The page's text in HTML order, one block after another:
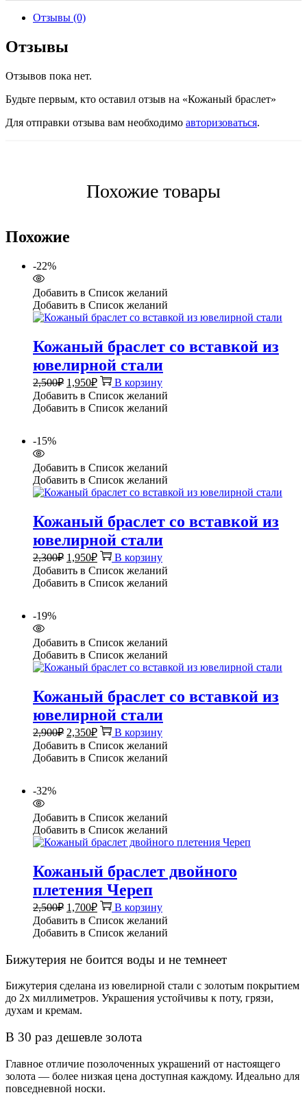
Отзывы (0)
Отзывы
Отзывов пока нет.
Будьте первым, кто оставил отзыв на «Кожаный браслет»
Для отправки отзыва вам необходимо авторизоваться.
Похожие товары
Похожие
-22%
Добавить в Список желаний
Добавить в Список желаний
Кожаный браслет со вставкой из
ювелирной стали
2,500₽ Первоначальная
цена
составляла
1,950₽Текущая
цена:
1,950₽.
В корзину
Добавить в Список желаний
Добавить в Список желаний
-15%
Добавить в Список желаний
Добавить в Список желаний
Кожаный браслет со вставкой из
ювелирной стали
2,300₽ Первоначальная
цена
составляла
1,950₽Текущая
цена:
1,950₽.
В корзину
Добавить в Список желаний
Добавить в Список желаний
-19%
Добавить в Список желаний
Добавить в Список желаний
Кожаный браслет со вставкой из
ювелирной стали
2,900₽ Первоначальная
цена
составляла
2,350₽Текущая
цена:
2,350₽.
В корзину
Добавить в Список желаний
Добавить в Список желаний
-32%
Добавить в Список желаний
Добавить в Список желаний
Кожаный браслет двойного
плетения Череп
2,500₽ Первоначальная
цена
составляла
1,700₽Текущая
цена:
1,700₽.
В корзину
Добавить в Список желаний
Добавить в Список желаний
Бижутерия не боится воды и не темнеет
Бижутерия сделана из ювелирной стали с золотым покрытием
до 2х миллиметров. Украшения устойчивы к поту, грязи,
духам и кремам.
В 30 раз дешевле золота
Главное отличие позолоченных украшений от настоящего
золота — более низкая цена доступная каждому. Идеально для
повседневной носки.